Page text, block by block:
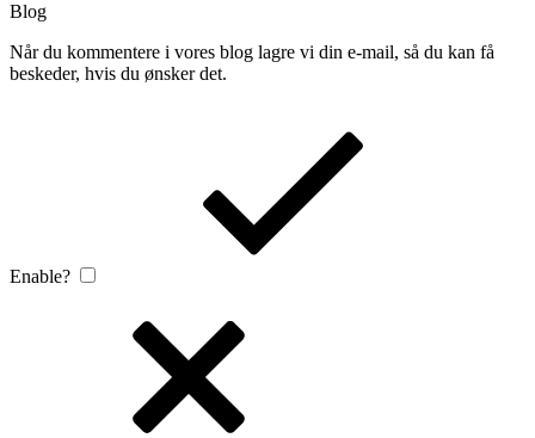
Blog
Når du kommentere i vores blog lagre vi din e-mail, så du kan få
beskeder, hvis du ønsker det.
Enable?